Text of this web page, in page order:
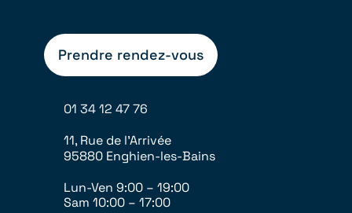
Prendre rendez-vous
01 34 12 47 76
11, Rue de l’Arrivée
95880 Enghien-les-Bains
Lun-Ven 9:00 – 19:00
Sam 10:00 – 17:00